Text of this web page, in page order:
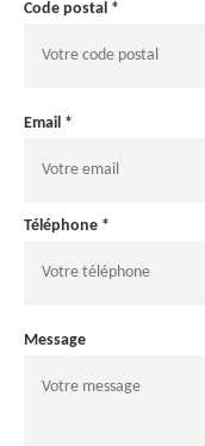
Code postal *
Email *
Téléphone *
Message